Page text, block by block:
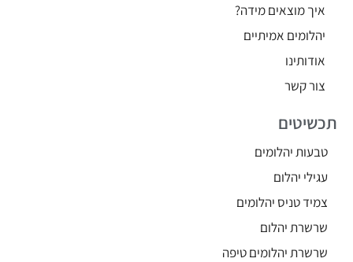
איך מוצאים מידה?
יהלומים אמיתיים
אודותינו
צור קשר
תכשיטים
טבעות יהלומים
עגילי יהלום
צמיד טניס יהלומים
שרשרת יהלום
שרשרת יהלומים טיפה